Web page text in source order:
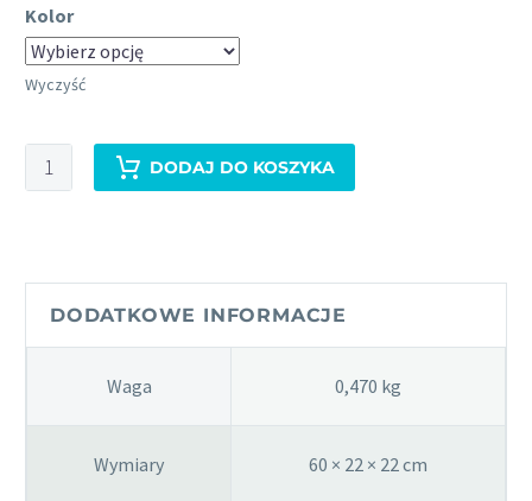
od
99 zł
110 zł
Kolor
Wyczyść
ilość
Bodhi
Maharaja
collection
bawełniany
DODAJ DO KOSZYKA
DODATKOWE INFORMACJE
Waga 0,470 kg
Wymiary 60 × 22 × 22 cm